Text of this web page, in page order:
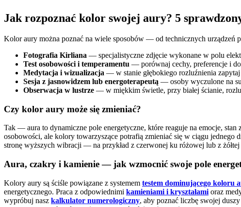
Jak rozpoznać kolor swojej aury? 5
Kolor aury można poznać na wiele sposobów — od technicznych urządzeń
Fotografia Kirliana — specjalistyczne zdjęcie wykonane w polu
Test osobowości i temperamentu — porównaj cechy, preferencje i
Medytacja i wizualizacja — w stanie głębokiego rozluźnienia
Sesja z jasnowidzem lub energoterapeutą — osoby wyczulone na
Obserwacja w lustrze — w miękkim świetle, przy białej ścianie,
Czy kolor aury może się zmieniać?
Tak — aura to dynamiczne pole energetyczne, które reaguje na emocje,
osobowości, ale kolory towarzyszące potrafią zmieniać się w ciągu
stronę wyższych wibracji — na przykład z czerwonej ku różowej lub z
Aura, czakry i kamienie — jak wzmocnić swoje pole
Kolory aury są ściśle powiązane z systemem testem dominującego koloru
energetycznego. Praca z odpowiednimi kamieniami i kryształami oraz
wypróbuj nasz kalkulator numerologiczny, aby poznać liczbę swojej